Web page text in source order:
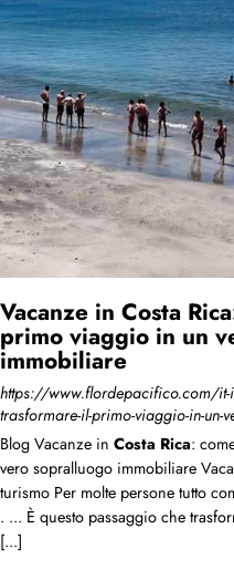
Vacanze in Costa
primo viaggio in un
immobiliare
https://www.flordepacifico.com/it-
trasformare-il-primo-viaggio-in-un-
Blog Vacanze in Costa Rica:
vero sopralluogo immobiliare
turismo Per molte persone tutto
. ... È questo passaggio che
[...]